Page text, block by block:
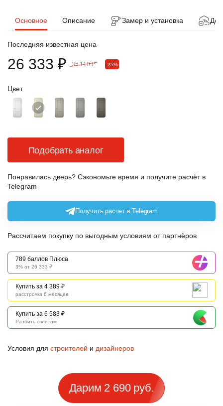
Основное Описание Замер и установка
Цвет
Последняя известная цена
26 333 ₽ 35 110 ₽ -25%
Подобрать аналог
Понравилась дверь? Сэкономьте время и получите расчёт в
Telegram
Получить расчет в Telegram
Рассчитаем покупку по выгодным условиям от партнёров
789 баллов Плюса
3% от 26 333 ₽
Купить за 4 389 ₽
расстрочка 6 месяцев
Купить за 6 583 ₽
Разбить сплитом
Условия для строителей и дизайнеров
Дарим 2 690 руб.